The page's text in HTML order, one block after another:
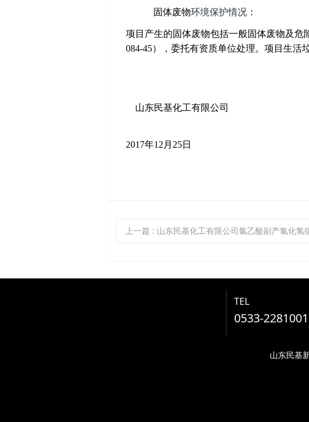
固体废物环境保护情况：
项目产生的固体废物包括一般固体废物及危
084-45），委托有资质单位处理。项目生活
山东民基化工有限公司
2017年12月25日
上一篇 : 山东民基化工有限公司氯乙酸副产氯化氢循环利用合成3万吨年环氧
TEL
0533-2281001
山东民基